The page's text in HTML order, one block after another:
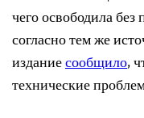
чего освободила
согласно тем же
изданиесообщило,
технические